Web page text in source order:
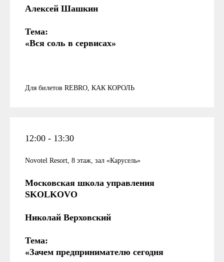
Алексей Шашкин
Тема:
«Вся соль в сервисах»
Для билетов REBRO, КАК КОРОЛЬ
12:00 - 13:30
Novotel Resort, 8 этаж, зал «Карусель»
Московская школа управления
SKOLKOVO
Николай Верховский
Тема:
«Зачем предпринимателю сегодня